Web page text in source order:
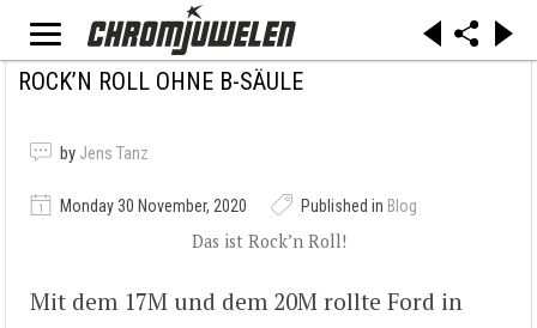
ROCK’N ROLL OHNE B-SÄULE
by Jens Tanz
Monday 30 November, 2020 Published in Blog
Das ist Rock’n Roll!
Mit dem 17M und dem 20M rollte Ford in